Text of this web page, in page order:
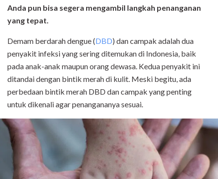
Anda pun bisa segera mengambil langkah penanganan
yang tepat.
Demam berdarah dengue (DBD) dan campak adalah dua
penyakit infeksi yang sering ditemukan di Indonesia, baik
pada anak-anak maupun orang dewasa. Kedua penyakit ini
ditandai dengan bintik merah di kulit. Meski begitu, ada
perbedaan bintik merah DBD dan campak yang penting
untuk dikenali agar penangananya sesuai.